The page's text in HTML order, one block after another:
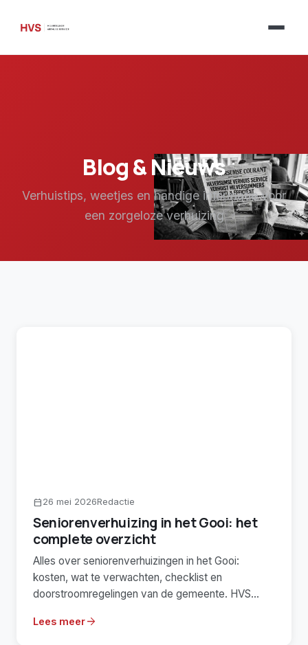
Blog & Nieuws
Verhuistips, weetjes en handige informatie voor
een zorgeloze verhuizing
calendar_today26 mei 2026Redactie
Seniorenverhuizing in het Gooi: het
complete overzicht
Alles over seniorenverhuizingen in het Gooi:
kosten, wat te verwachten, checklist en
doorstroomregelingen van de gemeente. HVS
Lees meerarrow_forward